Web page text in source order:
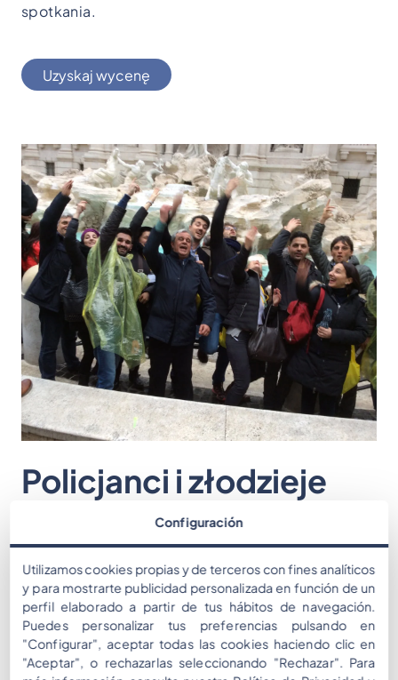
spotkania.
Uzyskaj wycenę
Policjanci i złodzieje
Witamy w «Cops and Robbers»: ekscytującym
wyzwaniu, w którym zespoły zamieniają się w
agencje szpiegowskie, których celem jest
odnalezienie i kradzież projektów rewolucyjnego
źródła energii (lub nowego produktu Twojej firmy).
Uczestnicy wcielają się w tajnych agentów i
Configuración
Utilizamos cookies propias y de terceros con fines analíticos
y para mostrarte publicidad personalizada en función de un
perfil elaborado a partir de tus hábitos de navegación.
Puedes personalizar tus preferencias pulsando en
"Configurar", aceptar todas las cookies haciendo clic en
"Aceptar", o rechazarlas seleccionando "Rechazar". Para